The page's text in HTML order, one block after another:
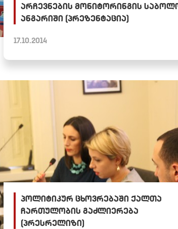
არჩევნების მონიტორინგის
ანგარიში (პრეზენტაცია)
17.10.2014
პოლიტიკურ ცხოვრებაში ქალთა
ჩართულობის გაძლიერება
(პრესრელიზი)